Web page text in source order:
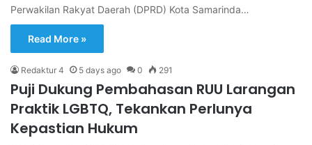
Perwakilan Rakyat Daerah (DPRD) Kota Samarinda…
Read More »
Redaktur 4 5 days ago 0 291
Puji Dukung Pembahasan RUU Larangan
Praktik LGBTQ, Tekankan Perlunya
Kepastian Hukum